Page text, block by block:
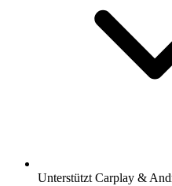
Unterstützt Carplay &